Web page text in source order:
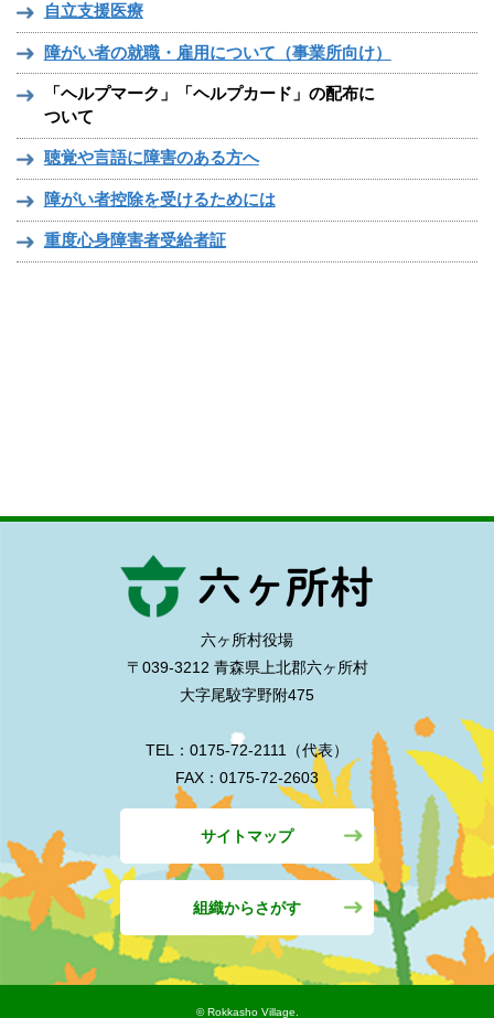
自立支援医療
障がい者の就職・雇用について（事業所向け）
「ヘルプマーク」「ヘルプカード」の配布に
ついて
聴覚や言語に障害のある方へ
障がい者控除を受けるためには
重度心身障害者受給者証
六ヶ所村役場
〒039-3212 青森県上北郡六ヶ所村
大字尾駮字野附475
TEL：0175-72-2111（代表）
FAX：0175-72-2603
サイトマップ
組織からさがす
©︎ Rokkasho Village.